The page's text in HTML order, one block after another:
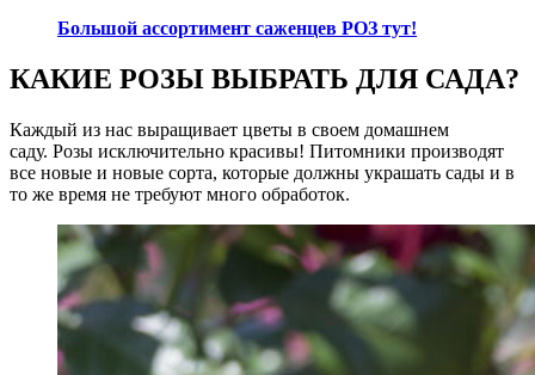
Большой ассортимент саженцев РОЗ тут!
КАКИЕ РОЗЫ ВЫБРАТЬ ДЛЯ САДА?
Каждый из нас выращивает цветы в своем домашнем
саду. Розы исключительно красивы! Питомники производят
все новые и новые сорта, которые должны украшать сады и в
то же время не требуют много обработок.